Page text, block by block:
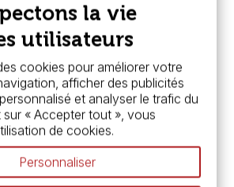
Paiement sécurisé
FAQ
Boutique à Angers
Services
fidélité & avantages
cadeau, bon cadeaux
& bon de commande
culture - mode d'emploi
promotions en cours
Espace conseils
la vie
utilisateurs
cookies pour améliorer votre
afficher des publicités
et analyser le trafic du
sur « Accepter tout », vous
de cookies.
Personnaliser